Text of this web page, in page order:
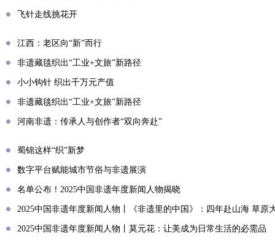
飞针走线挑花开
江西：老区向“新”而行
非遗藏毯织出“工业+文旅”新路径
小小钩针 织出千万元产值
非遗藏毯织出“工业+文旅”新路径
河南非遗：传承人与创作者“双向奔赴”
​蜀锦这样“织”新梦
数字平台赋能城市节俗与非遗展演
名单公布！2025中国非遗年度新闻人物揭晓
2025中国非遗年度新闻人物丨《非遗里的中国》：四年赴山海 草原
2025中国非遗年度新闻人物丨莫元花：让美成为日常生活的必需品